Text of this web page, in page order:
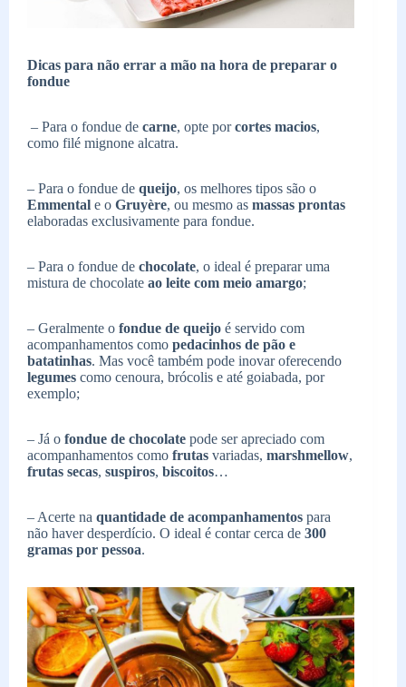
Dicas para não errar a mão na hora de preparar o
fondue
– Para o fondue de carne, opte porcortes macios,
como filé mignone alcatra.
– Para o fondue de queijo, os melhores tipos são o
Emmental e o Gruyère, ou mesmo as massas prontas
elaboradas exclusivamente para fondue.
– Para o fondue de chocolate, o ideal é preparar uma
mistura de chocolate ao leite com meio amargo;
– Geralmente o fondue de queijo é servido com
acompanhamentos como pedacinhos de pão e
batatinhas. Mas você também pode inovar oferecendo
legumes como cenoura, brócolis e até goiabada, por
exemplo;
– Já o fondue de chocolate pode ser apreciado com
acompanhamentos como frutas variadas, marshmellow,
frutas secas, suspiros, biscoitos…
– Acerte na quantidade de acompanhamentos para
não haver desperdício. O ideal é contar cerca de 300
gramas por pessoa.